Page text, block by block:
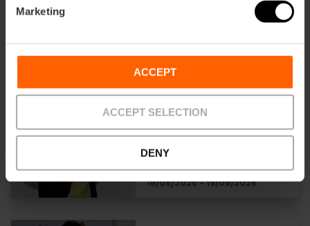
Marketing
ACCEPT
ACCEPT SELECTION
DENY
Espectáculo «¡No es
fácil ser Grison!» en
València
18/09/2026 - 19/09/2026